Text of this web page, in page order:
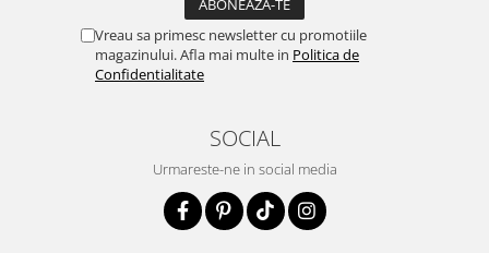
Vreau sa primesc newsletter cu promotiile
magazinului. Afla mai multe in Politica de
Confidentialitate
SOCIAL
Urmareste-ne in social media